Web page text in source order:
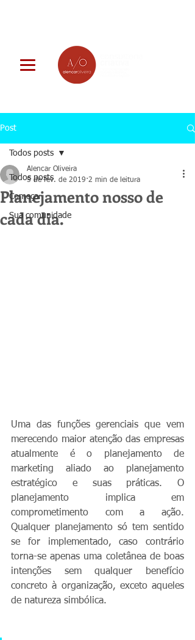
Post
Todos posts
Começar
Sua comunidade
Todos posts
Planejamento nosso de
cada dia.
Alencar Oliveira
5 de fev. de 2019 2 min de leitura
Uma das funções gerenciais que vem
merecendo maior atenção das empresas
atualmente é o planejamento de
marketing aliado ao planejamento
estratégico e suas práticas. O
planejamento implica em
comprometimento com a ação.
Qualquer planejamento só tem sentido
se for implementado, caso contrário
torna-se apenas uma coletânea de boas
intenções sem qualquer benefício
concreto à organização, exceto aqueles
de natureza simbólica.